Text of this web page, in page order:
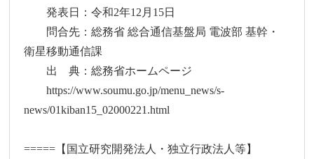
発表日：令和2年12月15日
問合先：総務省 総合通信基盤局 電波部 基幹・
衛星移動通信課
出 典：総務省ホームページ
https://www.soumu.go.jp/menu_news/s-
news/01kiban15_02000221.html
=====【国立研究開発法人・独立行政法人等】